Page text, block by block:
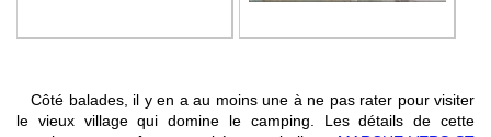
Côté balades, il y en a au moins une à ne pas rater pour visiter
le vieux village qui domine le camping. Les détails de cette